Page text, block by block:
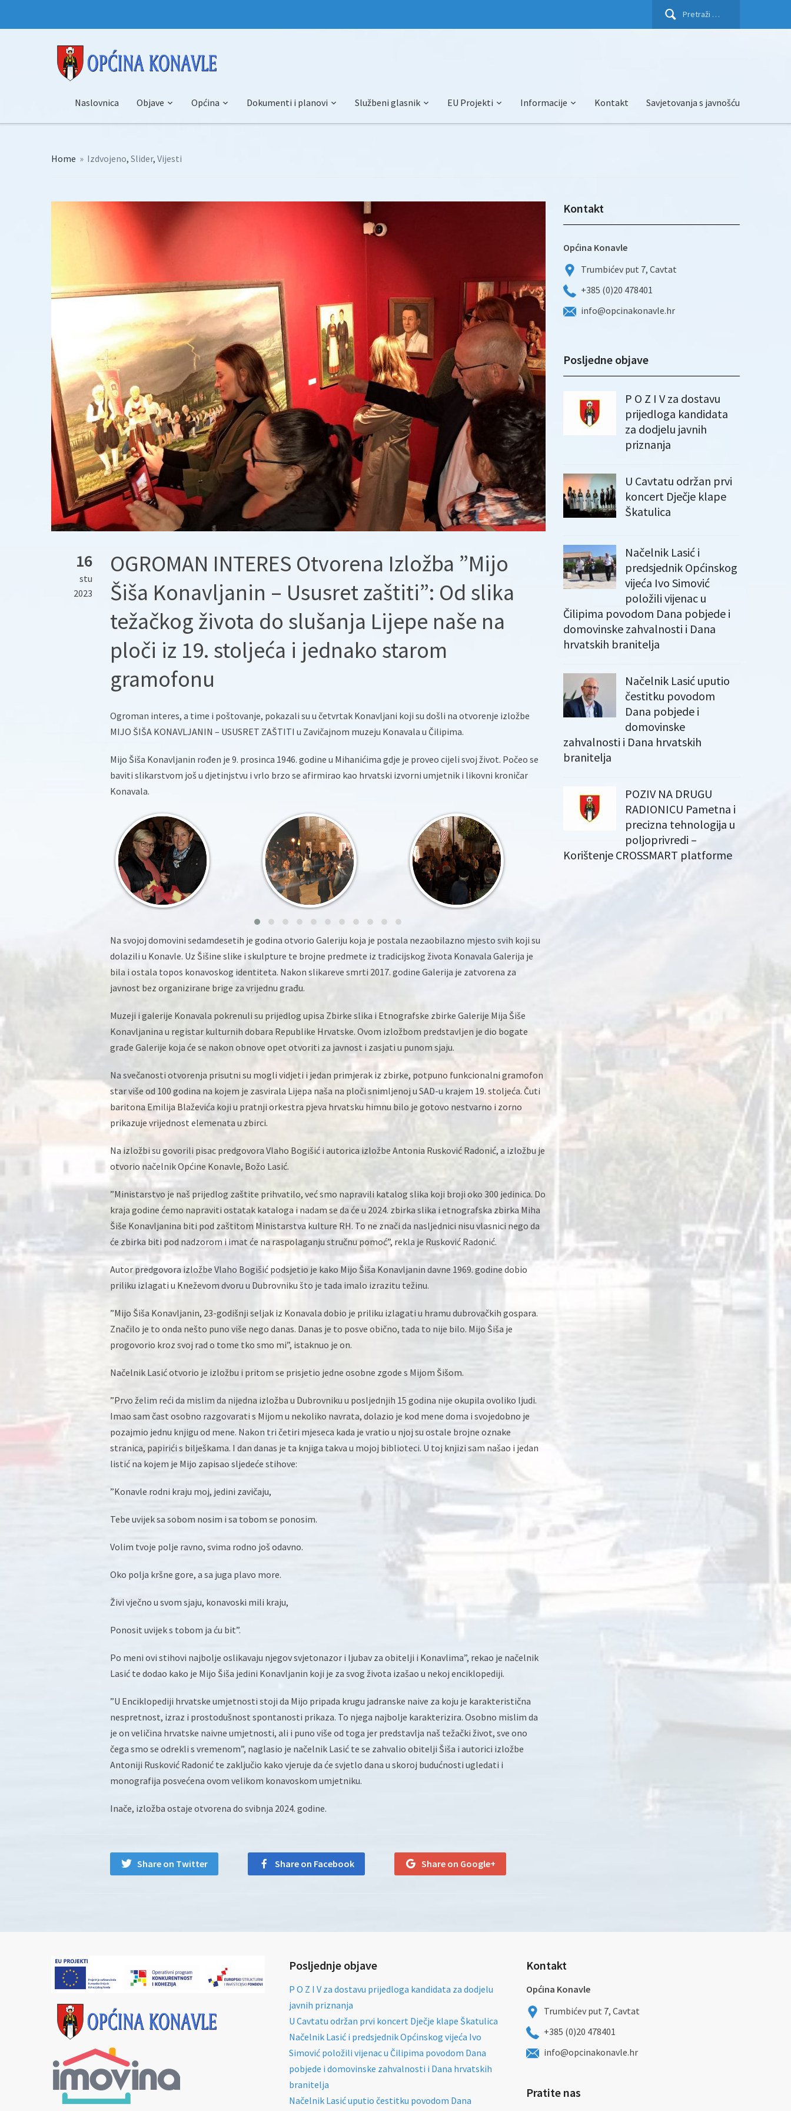
Pretraži:
Naslovnica Objave Općina Dokumenti i planovi Službeni glasnik EU Projekti Informacije Kontakt Savjetovanja s javnošću
Home » Izdvojeno, Slider, Vijesti
16
stu
2023
OGROMAN INTERES Otvorena Izložba ”Mijo
Šiša Konavljanin – Ususret zaštiti”: Od slika
težačkog života do slušanja Lijepe naše na
ploči iz 19. stoljeća i jednako starom
gramofonu
Ogroman interes, a time i poštovanje, pokazali su u četvrtak Konavljani koji su došli na otvorenje izložbe
MIJO ŠIŠA KONAVLJANIN – USUSRET ZAŠTITI u Zavičajnom muzeju Konavala u Čilipima.
Mijo Šiša Konavljanin rođen je 9. prosinca 1946. godine u Mihanićima gdje je proveo cijeli svoj život. Počeo se
baviti slikarstvom još u djetinjstvu i vrlo brzo se afirmirao kao hrvatski izvorni umjetnik i likovni kroničar
Konavala.
Na svojoj domovini sedamdesetih je godina otvorio Galeriju koja je postala nezaobilazno mjesto svih koji su
dolazili u Konavle. Uz Šišine slike i skulpture te brojne predmete iz tradicijskog života Konavala Galerija je
bila i ostala topos konavoskog identiteta. Nakon slikareve smrti 2017. godine Galerija je zatvorena za
javnost bez organizirane brige za vrijednu građu.
Muzeji i galerije Konavala pokrenuli su prijedlog upisa Zbirke slika i Etnografske zbirke Galerije Mija Šiše
Konavljanina u registar kulturnih dobara Republike Hrvatske. Ovom izložbom predstavljen je dio bogate
građe Galerije koja će se nakon obnove opet otvoriti za javnost i zasjati u punom sjaju.
Na svečanosti otvorenja prisutni su mogli vidjeti i jedan primjerak iz zbirke, potpuno funkcionalni gramofon
star više od 100 godina na kojem je zasvirala Lijepa naša na ploči snimljenoj u SAD-u krajem 19. stoljeća. Čuti
baritona Emilija Blaževića koji u pratnji orkestra pjeva hrvatsku himnu bilo je gotovo nestvarno i zorno
prikazuje vrijednost elemenata u zbirci.
Na izložbi su govorili pisac predgovora Vlaho Bogišić i autorica izložbe Antonia Rusković Radonić, a izložbu je
otvorio načelnik Općine Konavle, Božo Lasić.
”Ministarstvo je naš prijedlog zaštite prihvatilo, već smo napravili katalog slika koji broji oko 300 jedinica. Do
kraja godine ćemo napraviti ostatak kataloga i nadam se da će u 2024. zbirka slika i etnografska zbirka Miha
Šiše Konavljanina biti pod zaštitom Ministarstva kulture RH. To ne znači da nasljednici nisu vlasnici nego da
će zbirka biti pod nadzorom i imat će na raspolaganju stručnu pomoć”, rekla je Rusković Radonić.
Autor predgovora izložbe Vlaho Bogišić podsjetio je kako Mijo Šiša Konavljanin davne 1969. godine dobio
priliku izlagati u Kneževom dvoru u Dubrovniku što je tada imalo izrazitu težinu.
”Mijo Šiša Konavljanin, 23-godišnji seljak iz Konavala dobio je priliku izlagati u hramu dubrovačkih gospara.
Značilo je to onda nešto puno više nego danas. Danas je to posve obično, tada to nije bilo. Mijo Šiša je
progovorio kroz svoj rad o tome tko smo mi”, istaknuo je on.
Načelnik Lasić otvorio je izložbu i pritom se prisjetio jedne osobne zgode s Mijom Šišom.
”Prvo želim reći da mislim da nijedna izložba u Dubrovniku u posljednjih 15 godina nije okupila ovoliko ljudi.
Imao sam čast osobno razgovarati s Mijom u nekoliko navrata, dolazio je kod mene doma i svojedobno je
pozajmio jednu knjigu od mene. Nakon tri četiri mjeseca kada je vratio u njoj su ostale brojne oznake
stranica, papirići s bilješkama. I dan danas je ta knjiga takva u mojoj biblioteci. U toj knjizi sam našao i jedan
listić na kojem je Mijo zapisao sljedeće stihove:
”Konavle rodni kraju moj, jedini zavičaju,
Tebe uvijek sa sobom nosim i sa tobom se ponosim.
Volim tvoje polje ravno, svima rodno još odavno.
Oko polja kršne gore, a sa juga plavo more.
Živi vječno u svom sjaju, konavoski mili kraju,
Ponosit uvijek s tobom ja ću bit”.
Po meni ovi stihovi najbolje oslikavaju njegov svjetonazor i ljubav za obitelji i Konavlima”, rekao je načelnik
Lasić te dodao kako je Mijo Šiša jedini Konavljanin koji je za svog života izašao u nekoj enciklopediji.
”U Enciklopediji hrvatske umjetnosti stoji da Mijo pripada krugu jadranske naive za koju je karakteristična
nespretnost, izraz i prostodušnost spontanosti prikaza. To njega najbolje karakterizira. Osobno mislim da
je on veličina hrvatske naivne umjetnosti, ali i puno više od toga jer predstavlja naš težački život, sve ono
čega smo se odrekli s vremenom”, naglasio je načelnik Lasić te se zahvalio obitelji Šiša i autorici izložbe
Antoniji Rusković Radonić te zaključio kako vjeruje da će svjetlo dana u skoroj budućnosti ugledati i
monografija posvećena ovom velikom konavoskom umjetniku.
Inače, izložba ostaje otvorena do svibnja 2024. godine.
Share on Twitter Share on Facebook Share on Google+
Kontakt
Općina Konavle
Trumbićev put 7, Cavtat
+385 (0)20 478401
info@opcinakonavle.hr
Posljedne objave
P O Z I V za dostavu
prijedloga kandidata
za dodjelu javnih
priznanja
U Cavtatu održan prvi
koncert Dječje klape
Škatulica
Načelnik Lasić i
predsjednik Općinskog
vijeća Ivo Simović
položili vijenac u
Čilipima povodom Dana pobjede i
domovinske zahvalnosti i Dana
hrvatskih branitelja
Načelnik Lasić uputio
čestitku povodom
Dana pobjede i
domovinske
zahvalnosti i Dana hrvatskih
branitelja
POZIV NA DRUGU
RADIONICU Pametna i
precizna tehnologija u
poljoprivredi –
Korištenje CROSSMART platforme
Posljednje objave
P O Z I V za dostavu prijedloga kandidata za dodjelu
javnih priznanja
U Cavtatu održan prvi koncert Dječje klape Škatulica
Načelnik Lasić i predsjednik Općinskog vijeća Ivo
Simović položili vijenac u Čilipima povodom Dana
pobjede i domovinske zahvalnosti i Dana hrvatskih
branitelja
Načelnik Lasić uputio čestitku povodom Dana
Kontakt
Općina Konavle
Trumbićev put 7, Cavtat
+385 (0)20 478401
info@opcinakonavle.hr
Pratite nas